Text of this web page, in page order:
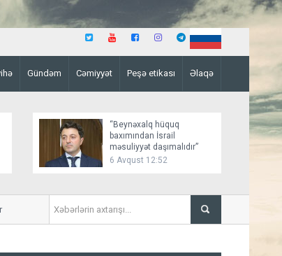
Gündəm Cəmiyyət Peşə etikası Əlaqə
“Beynəxalq hüquq
baxımından İsrail
məsuliyyət daşımalıdır”
6 Avqust 12:52
İmişlidə uşaq